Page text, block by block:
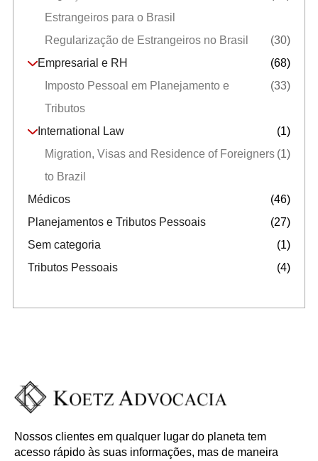
Estrangeiros para o Brasil
Regularização de Estrangeiros no Brasil
(30)
Empresarial e RH
(68)
Imposto Pessoal em Planejamento e
Tributos
(33)
International Law
(1)
Migration, Visas and Residence of Foreigners
to Brazil
(1)
Médicos
(46)
Planejamentos e Tributos Pessoais
(27)
Sem categoria
(1)
Tributos Pessoais
(4)
Nossos clientes em qualquer lugar do planeta tem
acesso rápido às suas informações, mas de maneira